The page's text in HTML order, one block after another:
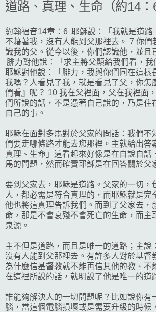
道路、真理、生命（約14：6
約翰福音14章：6 耶穌說：「我就是道路
不藉著我，沒有人能到父那裡去。 7 你們
識我的父。從今以後，你們認識他，並且
腓力對他說：「求主將父顯給我們看，我
耶穌對他說：「腓力，我與你們同在這樣
我嗎？人看見了我，就是看見了父，你怎
們看』呢？ 10 我在父裡面，父在我裡面
們所說的話，不是憑著自己說的，乃是住
自己的事。
耶穌在面對多馬對於父家的問話：我們不
們要走哪條路才能去您那裡。主就給出答
真理、生命」這看起來好像是在自說自話
馬的問題，然而確實耶穌是在回答關於父
要到父家去，耶穌是道路。父家的一切，
人，都必需是符合真理的，而耶穌就是完
他也將這真理告訴我們。而到了父家去，
命，那是不會衰殘不會死亡的生命，而主
泉源。
主不但是道路，而且是唯一的道路；主說
沒有人能到父那裡去。有許多人對於基督
為什麼信基督教就不能再信其他的教、不
在這裡所說的話，就明說了他是唯一的道
誰能夠解決人的一切問題呢？比如說你有
腦，當這個電腦損壞或是需要升級的時候